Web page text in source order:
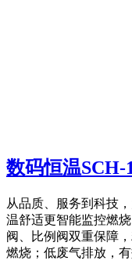
数码恒温SCH-
从品质、服务到科技
温舒适更智能监控燃
阀、比例阀双重保障
燃烧；低废气排放，